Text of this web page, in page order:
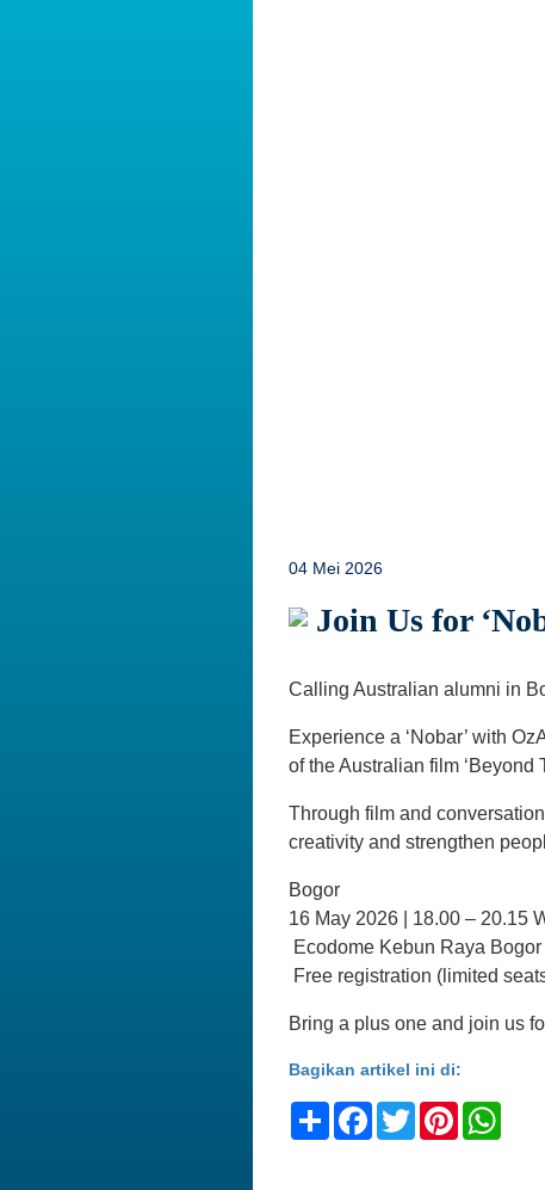
04 Mei 2026
Join Us for
Calling Australian alumni in
Experience a ‘Nobar’ with
of the Australian film ‘Beyond
Through film and
creativity and strengthen
Bogor
16 May 2026 | 18.00 – 20.15
Ecodome Kebun Raya Bogor
Free registration (limited
Bring a plus one and join us
Bagikan artikel ini di:
ShareFacebook
TwitterPinterest